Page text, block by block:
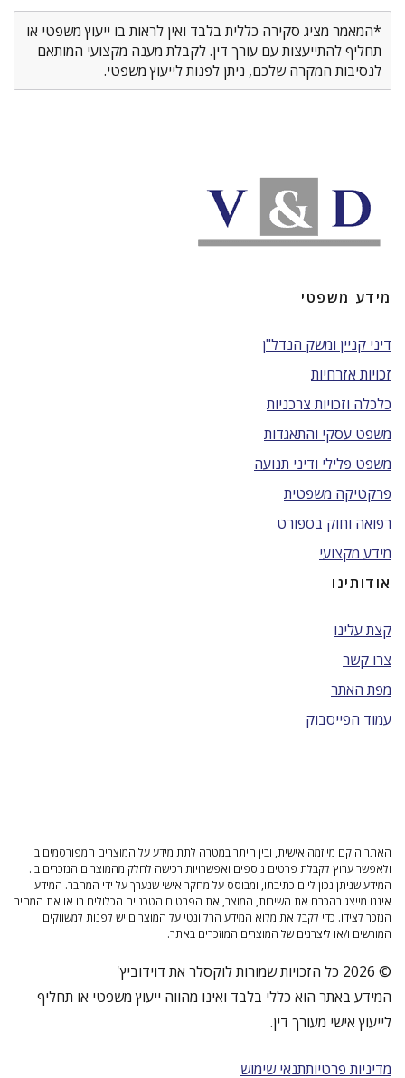
*המאמר מציג סקירה כללית בלבד ואין לראות בו ייעוץ משפטי או
תחליף להתייעצות עם עורך דין. לקבלת מענה מקצועי המותאם
לנסיבות המקרה שלכם, ניתן לפנות לייעוץ משפטי.
מידע משפטי
דיני קניין ומשק הנדל"ן
זכויות אזרחיות
כלכלה וזכויות צרכניות
משפט עסקי והתאגדות
משפט פלילי ודיני תנועה
פרקטיקה משפטית
רפואה וחוק בספורט
מידע מקצועי
אודותינו
קצת עלינו
צרו קשר
מפת האתר
עמוד הפייסבוק
האתר הוקם מיוזמה אישית, ובין היתר במטרה לתת מידע על המוצרים המפורסמים בו
ולאפשר ערוץ לקבלת פרטים נוספים ואפשרויות רכישה לחלק מהמוצרים הנזכרים בו.
המידע שניתן נכון ליום כתיבתו, ומבוסס על מחקר אישי שנערך על ידי המחבר. המידע
איננו מייצג בהכרח את השירות, המוצר, את הפרטים הטכניים הכלולים בו או את המחיר
הנזכר לצידו. כדי לקבל את מלוא המידע הרלוונטי על המוצרים יש לפנות למשווקים
המורשים ו/או ליצרנים של המוצרים המוזכרים באתר.
© 2026 כל הזכויות שמורות לוקסלר את דוידוביץ'
המידע באתר הוא כללי בלבד ואינו מהווה ייעוץ משפטי או תחליף
לייעוץ אישי מעורך דין.
מדיניות פרטיותתנאי שימוש